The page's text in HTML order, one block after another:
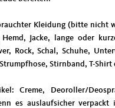
Kleidung (bitte nicht
Hemd, Jacke, lange oder
Rock, Schal, Schuhe,
Stirnband, T-Shirt
Creme, Deoroller/
es auslaufsicher verpackt